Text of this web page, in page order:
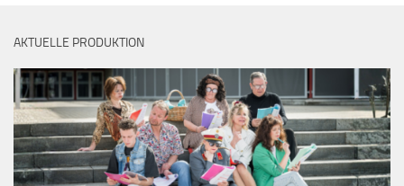
AKTUELLE PRODUKTION